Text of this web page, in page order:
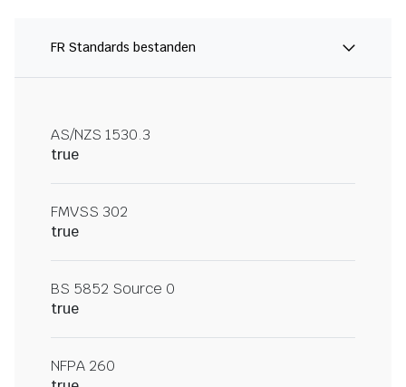
FR Standards bestanden
AS/NZS 1530.3
true
FMVSS 302
true
BS 5852 Source 0
true
NFPA 260